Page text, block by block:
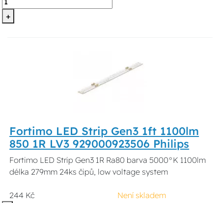
+
Fortimo LED Strip Gen3 1ft 1100lm
850 1R LV3 929000923506 Philips
Fortimo LED Strip Gen3 1R Ra80 barva 5000°K 1100lm
délka 279mm 24ks čipů, low voltage system
244 Kč
Není skladem